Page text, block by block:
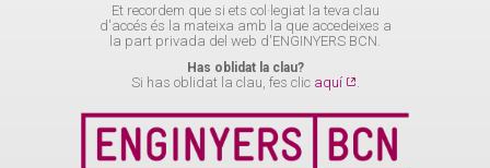
Et recordem que si ets col·legiat la teva clau
d'accés és la mateixa amb la que accedeixes a
la part privada del web d'ENGINYERS BCN.
Has oblidat la clau?
Si has oblidat la clau, fes clic aquí .